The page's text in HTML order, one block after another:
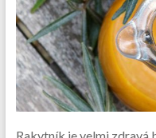
Rakytník je velmi